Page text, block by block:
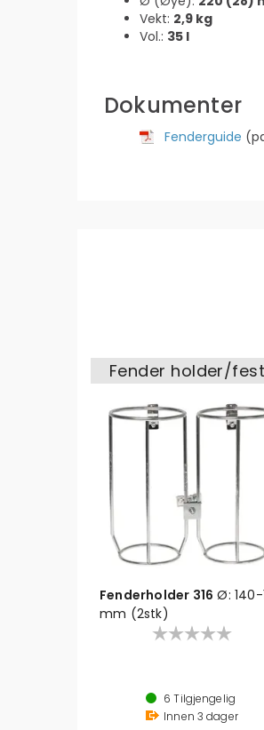
Vekt: 2,9 kg
Vol.: 35 l
Dokumenter
Fenderguide
Fender holder/
Fenderholder 316 Ø: 140-
mm (2stk)
6 Tilgjengelig
Innen 3 dager